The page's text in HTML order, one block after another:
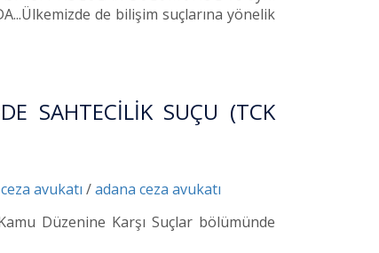
de bilişim suçlarına yönelik
SAHTECİLİK SUÇU (TCK
ceza avukatı /adana ceza avukatı
Düzenine Karşı Suçlar bölümünde